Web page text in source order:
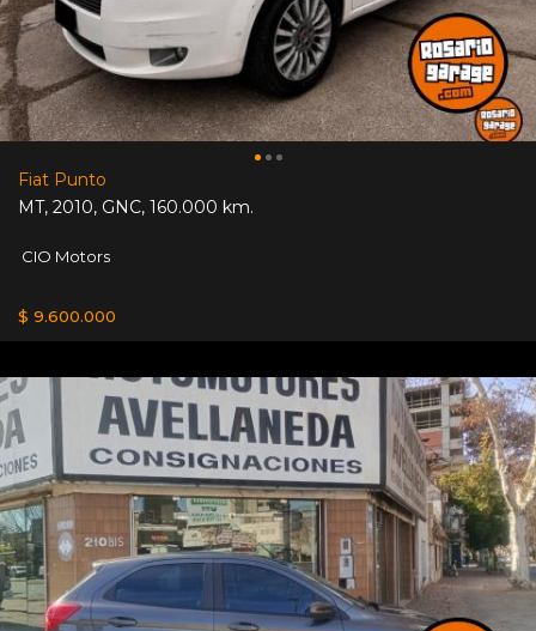
Fiat Punto
MT, 2010, GNC, 160.000 km.
CIO Motors
$ 9.600.000